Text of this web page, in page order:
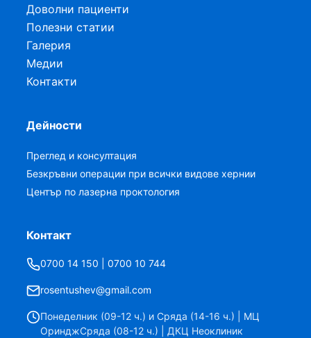
Доволни пациенти
Полезни статии
Галерия
Медии
Контакти
Дейности
Преглед и консултация
Безкръвни операции при всички видове хернии
Център по лазерна проктология
Контакт
0700 14 150 | 0700 10 744
rosentushev@gmail.com
Понеделник (09-12 ч.) и Сряда (14-16 ч.) | МЦ
ОринджСряда (08-12 ч.) | ДКЦ Неоклиник